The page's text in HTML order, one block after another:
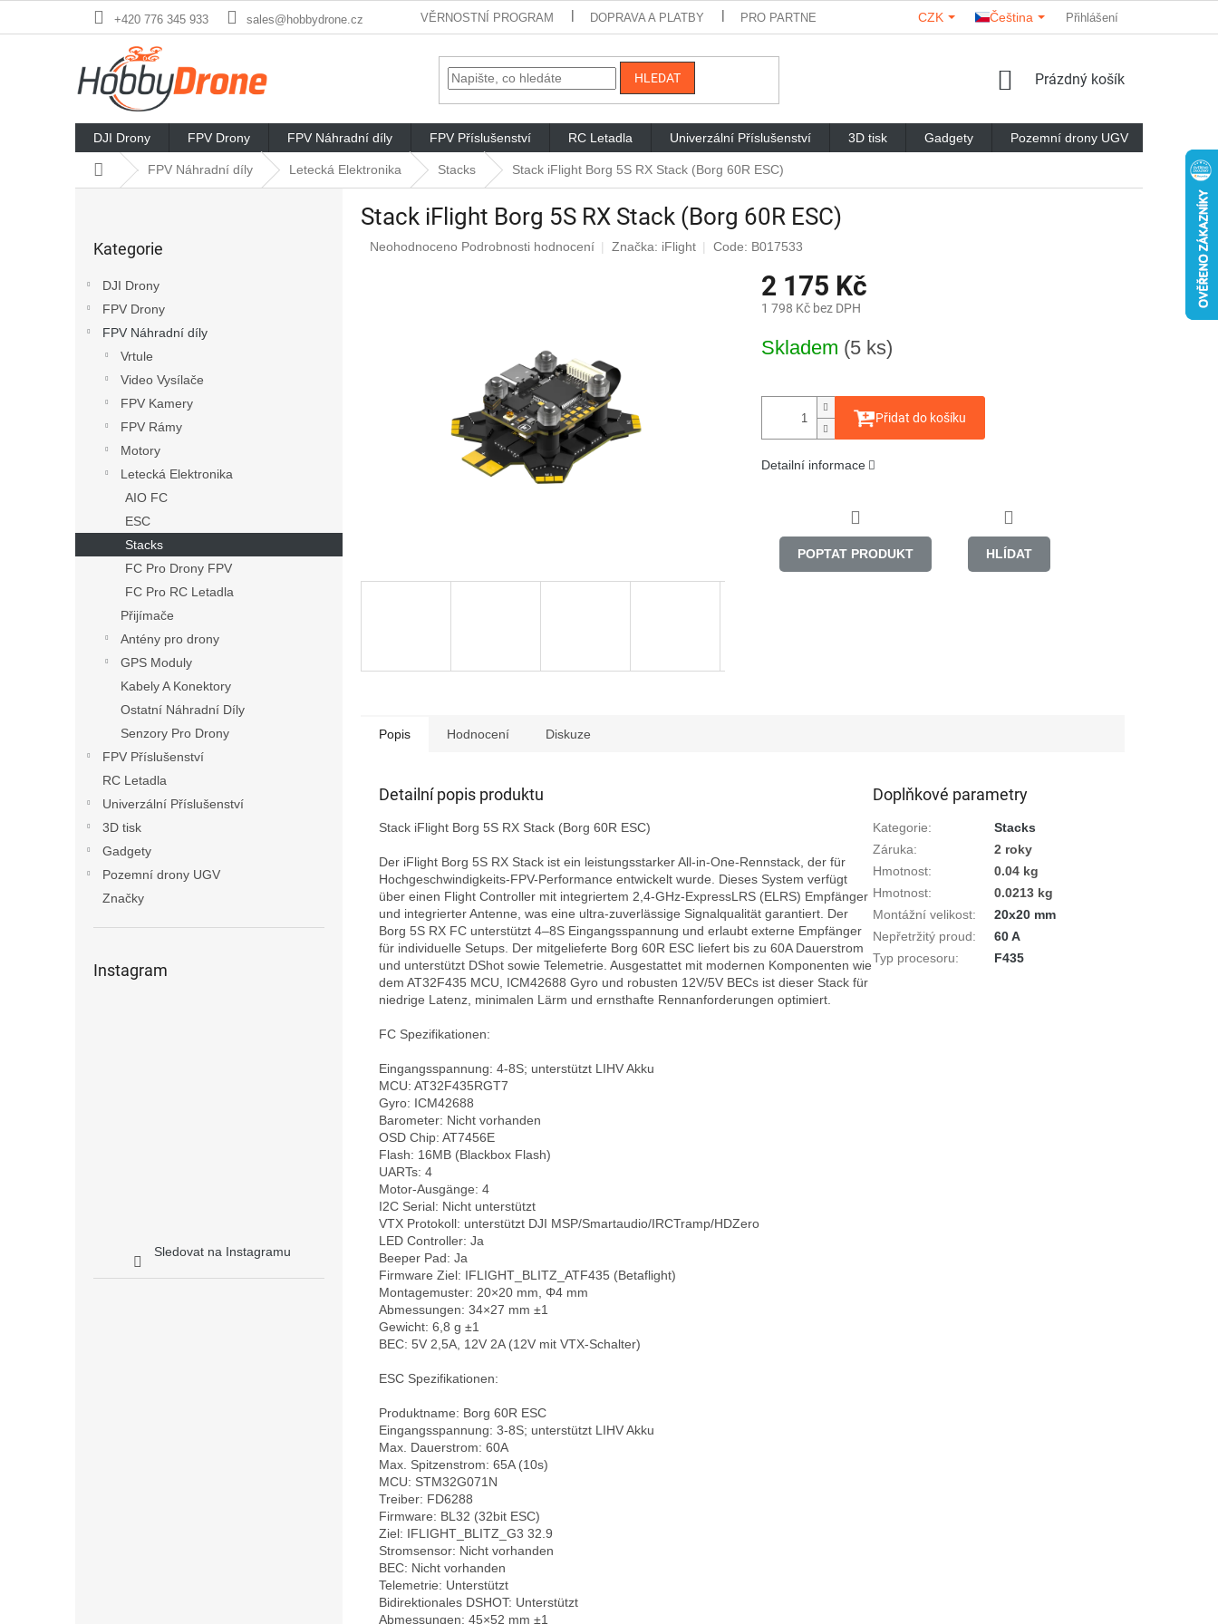
+420 776 345 933 sales@hobbydrone.cz VĚRNOSTNÍ PROGRAM DOPRAVA A PLATBY PRO PARTNERY KONTAKTY HODNOCENÍ OBCHODU
CZK Čeština Přihlášení
HLEDAT
NÁKUPNÍ
Prázdný košík
DJI Drony FPV Drony FPV Náhradní díly FPV Příslušenství RC Letadla Univerzální Příslušenství 3D tisk Gadgety Pozemní drony UGV
Domů FPV Náhradní díly Letecká Elektronika Stacks Stack iFlight Borg 5S RX Stack (Borg 60R ESC)
kategorie
Kategorie
DJI Drony
FPV Drony
FPV Náhradní díly
Vrtule
Video Vysílače
FPV Kamery
FPV Rámy
Motory
Letecká Elektronika
AIO FC
ESC
Stacks
FC Pro Drony FPV
FC Pro RC Letadla
Přijímače
Antény pro drony
GPS Moduly
Kabely A Konektory
Ostatní Náhradní Díly
Senzory Pro Drony
FPV Příslušenství
RC Letadla
Univerzální Příslušenství
3D tisk
Gadgety
Pozemní drony UGV
Značky
Instagram
Sledovat na Instagramu
Stack iFlight Borg 5S RX Stack (Borg 60R ESC)
Průměrné
Neohodnoceno Podrobnosti hodnocení Značka: iFlight Code: B017533
2 175 Kč
1 798 Kč bez DPH
cena:
Skladem (5 ks)
Přidat do košíku
Detailní informace
POPTAT PRODUKT HLÍDAT
Popis Hodnocení Diskuze
Detailní popis produktu
Stack iFlight Borg 5S RX Stack (Borg 60R ESC)
Der iFlight Borg 5S RX Stack ist ein leistungsstarker All-in-One-Rennstack, der für
Hochgeschwindigkeits-FPV-Performance entwickelt wurde. Dieses System verfügt
über einen Flight Controller mit integriertem 2,4-GHz-ExpressLRS (ELRS) Empfänger
und integrierter Antenne, was eine ultra-zuverlässige Signalqualität garantiert. Der
Borg 5S RX FC unterstützt 4–8S Eingangsspannung und erlaubt externe Empfänger
für individuelle Setups. Der mitgelieferte Borg 60R ESC liefert bis zu 60A Dauerstrom
und unterstützt DShot sowie Telemetrie. Ausgestattet mit modernen Komponenten wie
dem AT32F435 MCU, ICM42688 Gyro und robusten 12V/5V BECs ist dieser Stack für
niedrige Latenz, minimalen Lärm und ernsthafte Rennanforderungen optimiert.
FC Spezifikationen:
Eingangsspannung: 4-8S; unterstützt LIHV Akku
MCU: AT32F435RGT7
Gyro: ICM42688
Barometer: Nicht vorhanden
OSD Chip: AT7456E
Flash: 16MB (Blackbox Flash)
UARTs: 4
Motor-Ausgänge: 4
I2C Serial: Nicht unterstützt
VTX Protokoll: unterstützt DJI MSP/Smartaudio/IRCTramp/HDZero
LED Controller: Ja
Beeper Pad: Ja
Firmware Ziel: IFLIGHT_BLITZ_ATF435 (Betaflight)
Montagemuster: 20×20 mm, Φ4 mm
Abmessungen: 34×27 mm ±1
Gewicht: 6,8 g ±1
BEC: 5V 2,5A, 12V 2A (12V mit VTX-Schalter)
ESC Spezifikationen:
Produktname: Borg 60R ESC
Eingangsspannung: 3-8S; unterstützt LIHV Akku
Max. Dauerstrom: 60A
Max. Spitzenstrom: 65A (10s)
MCU: STM32G071N
Treiber: FD6288
Firmware: BL32 (32bit ESC)
Ziel: IFLIGHT_BLITZ_G3 32.9
Stromsensor: Nicht vorhanden
BEC: Nicht vorhanden
Telemetrie: Unterstützt
Bidirektionales DSHOT: Unterstützt
Abmessungen: 45×52 mm ±1
Doplňkové parametry
Kategorie:
Stacks
Záruka:
2 roky
Hmotnost:
0.04 kg
Hmotnost:
0.0213 kg
Montážní velikost:
20x20 mm
Nepřetržitý proud:
60 A
Typ procesoru: F435